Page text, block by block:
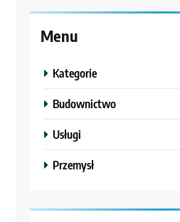
Menu
Kategorie
Budownictwo
Usługi
Przemysł